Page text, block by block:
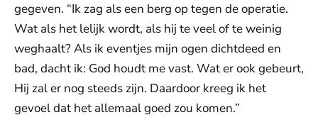
gegeven. “Ik zag als een berg op tegen de operatie.
Wat als het lelijk wordt, als hij te veel of te weinig
weghaalt? Als ik eventjes mijn ogen dichtdeed en
bad, dacht ik: God houdt me vast. Wat er ook gebeurt,
Hij zal er nog steeds zijn. Daardoor kreeg ik het
gevoel dat het allemaal goed zou komen.”